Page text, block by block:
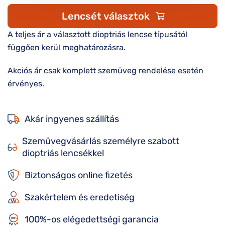
Lencsét választok
A teljes ár a választott dioptriás lencse típusától
függően kerül meghatározásra.
Akciós ár csak komplett szemüveg rendelése esetén
érvényes.
Akár ingyenes szállítás
Szemüvegvásárlás személyre szabott
dioptriás lencsékkel
Biztonságos online fizetés
Szakértelem és eredetiség
100%-os elégedettségi garancia